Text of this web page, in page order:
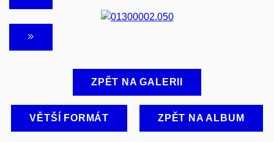
ZPĚT NA GALERII
VĚTŠÍ FORMÁT ZPĚT NA ALBUM